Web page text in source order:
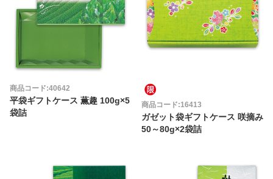
商品コード:40642
平袋ギフトケース 薫趣 100g×5
袋詰
商品コード:16413
ガゼット袋ギフトケース 咲摘み
50～80g×2袋詰